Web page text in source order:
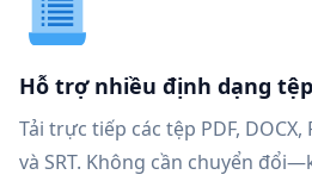
Hỗ trợ nhiều định dạng tệp
Tải trực tiếp các tệp PDF, DOCX,
và SRT. Không cần chuyển